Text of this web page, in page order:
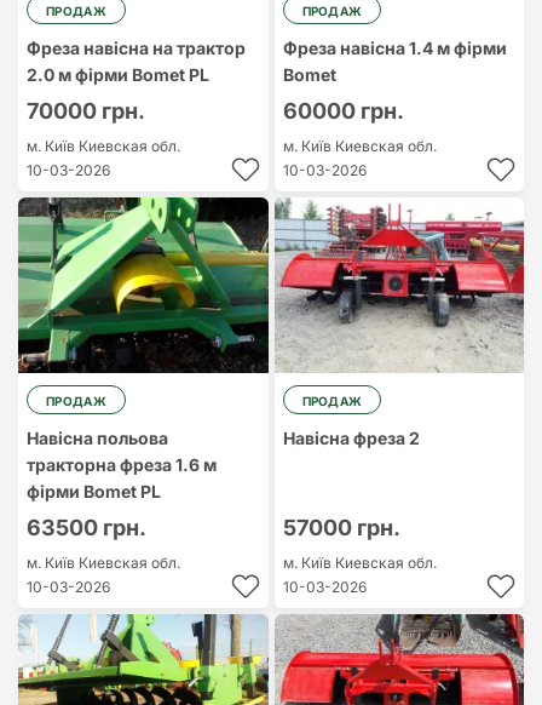
ПРОДАЖ
Фреза навісна на трактор
2.0 м фірми Bomet PL
70000 грн.
м. Київ Киевская обл.
10-03-2026
ПРОДАЖ
Фреза навісна 1.4 м фірми
Bomet
60000 грн.
м. Київ Киевская обл.
10-03-2026
ПРОДАЖ
Навісна польова
тракторна фреза 1.6 м
фірми Bomet PL
63500 грн.
м. Київ Киевская обл.
10-03-2026
ПРОДАЖ
Навісна фреза 2
57000 грн.
м. Київ Киевская обл.
10-03-2026